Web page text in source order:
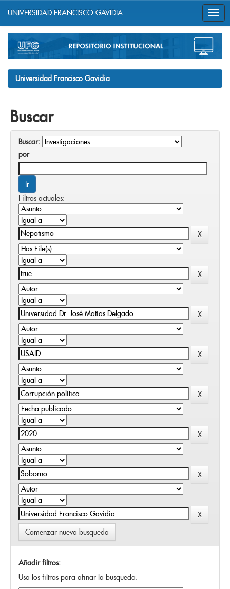
navigation
UNIVERSIDAD FRANCISCO GAVIDIA
Universidad Francisco Gavidia
Buscar
Buscar:
por
Filtros actuales:
Comenzar nueva busqueda
Añadir filtros:
Usa los filtros para afinar la busqueda.